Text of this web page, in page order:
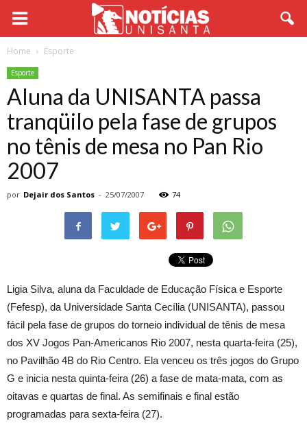
Home Esporte
Esporte
Aluna da UNISANTA passa
tranqüilo pela fase de grupos
no tênis de mesa no Pan Rio
2007
por Dejair dos Santos - 25/07/2007 74
Ligia Silva, aluna da Faculdade de Educação Física e Esporte
(Fefesp), da Universidade Santa Cecília (UNISANTA), passou
fácil pela fase de grupos do torneio individual de tênis de mesa
dos XV Jogos Pan-Americanos Rio 2007, nesta quarta-feira (25),
no Pavilhão 4B do Rio Centro. Ela venceu os três jogos do Grupo
G e inicia nesta quinta-feira (26) a fase de mata-mata, com as
oitavas e quartas de final. As semifinais e final estão
programadas para sexta-feira (27).